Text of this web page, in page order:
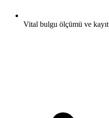
Vital bulgu ölçümü ve kayıt